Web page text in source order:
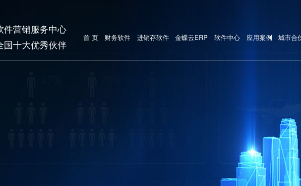
件营销服务中心
国十大优秀伙伴
首 页 财务软件 进销存软件 金蝶云ERP 软件中心 应用案例 城市合